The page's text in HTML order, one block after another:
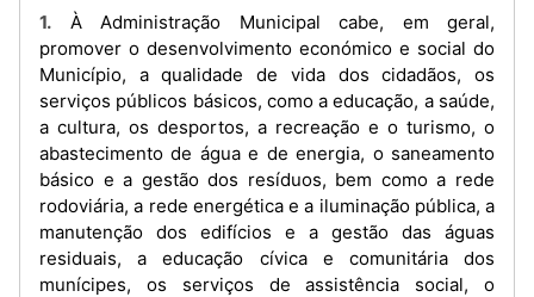
1. À Administração Municipal cabe, em geral,
promover o desenvolvimento económico e social do
Município, a qualidade de vida dos cidadãos, os
serviços públicos básicos, como a educação, a saúde,
a cultura, os desportos, a recreação e o turismo, o
abastecimento de água e de energia, o saneamento
básico e a gestão dos resíduos, bem como a rede
rodoviária, a rede energética e a iluminação pública, a
manutenção dos edifícios e a gestão das águas
residuais, a educação cívica e comunitária dos
munícipes, os serviços de assistência social, o